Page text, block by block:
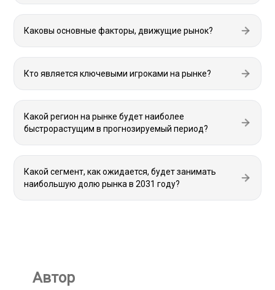
Каковы основные факторы, движущие рынок?
Кто является ключевыми игроками на рынке?
Какой регион на рынке будет наиболее
быстрорастущим в прогнозируемый период?
Какой сегмент, как ожидается, будет занимать
наибольшую долю рынка в 2031 году?
Автор